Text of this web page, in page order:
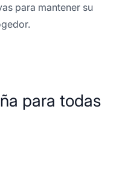
para mantener su
para todas